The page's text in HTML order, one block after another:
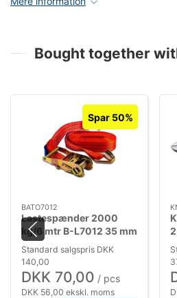
Bought together
Spar 50%
BATO7012
Lastespænder 2000
kg/6 mtr B-L7012 35 mm
bånd 0,5+5,5 mtr.
Standard salgspris DKK
140,00
DKK 70,00 / pcs
DKK 56,00 ekskl. moms